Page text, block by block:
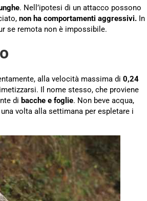
. Nell’ipotesi di un attacco possono
non ha comportamenti aggressivi. In
se remota non è impossibile.
alla velocità massima di 0,24
Il nome stesso, che proviene
di bacche e foglie. Non beve acqua,
volta alla settimana per espletare i